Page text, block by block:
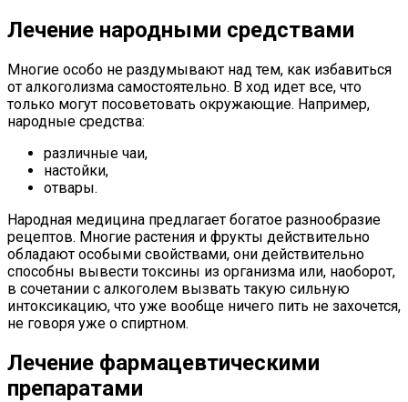
Лечение народными средствами
Многие особо не раздумывают над тем, как избавиться
от алкоголизма самостоятельно. В ход идет все, что
только могут посоветовать окружающие. Например,
народные средства:
различные чаи,
настойки,
отвары.
Народная медицина предлагает богатое разнообразие
рецептов. Многие растения и фрукты действительно
обладают особыми свойствами, они действительно
способны вывести токсины из организма или, наоборот,
в сочетании с алкоголем вызвать такую сильную
интоксикацию, что уже вообще ничего пить не захочется,
не говоря уже о спиртном.
Лечение фармацевтическими
препаратами